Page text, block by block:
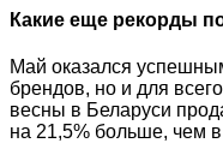
Какие еще рекорды
Май оказался
брендов, но и для
весны в Беларуси
на 21,5% больше, чем